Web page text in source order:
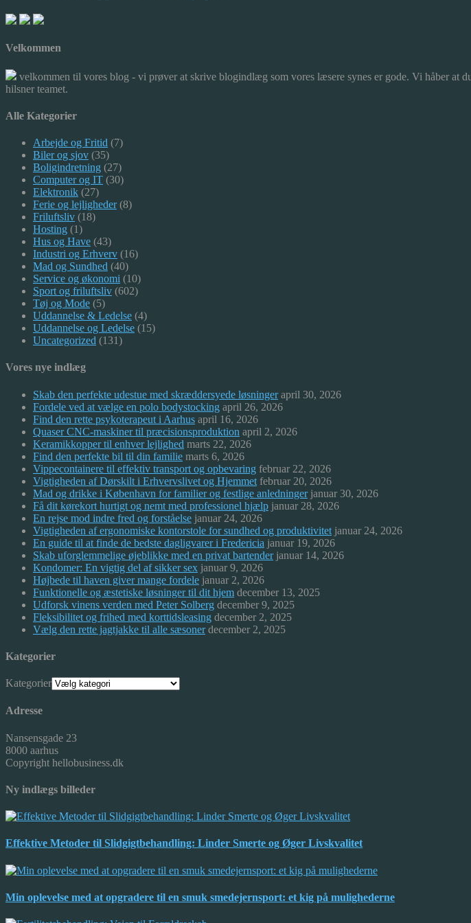
Velkommen
velkommen til vores blog - vi prøver at skrive blogindlæg som vores læsere synes er gode. Vi håber
hilsner teamet.
Alle Kategorier
Arbejde og Fritid (7)
Biler og sjov (35)
Boligindretning (27)
Computer og IT (30)
Elektronik (27)
Ferie og lejligheder(8)
Friluftsliv (18)
Hosting (1)
Hus og Have (43)
Industri og Erhverv (16)
Mad og Sundhed (40)
Service og økonomi (10)
Sport og friluftsliv (602)
Tøj og Mode (5)
Uddannelse & Ledelse (4)
Uddannelse og Ledelse (15)
Uncategorized (131)
Vores nye indlæg
Skab den perfekte udestue med skræddersyede løsninger april 30, 2026
Fordele ved at vælge en polo bodystocking april 26, 2026
Find den rette psykoterapeut i Aarhus april 16, 2026
Quaser CNC-maskiner til præcisionsproduktion april 2, 2026
Keramikkopper til enhver lejlighed marts 22, 2026
Find den perfekte bil til din familie marts 6, 2026
Vippecontainere til effektiv transport og opbevaring februar 22, 2026
Vigtigheden af Dørskilt i Erhvervslivet og Hjemmet februar 20, 2026
Mad og drikke i København for familier og festlige anledninger januar 30, 2026
Få dit kørekort hurtigt og nemt med professionel hjælp januar 28, 2026
En rejse mod indre fred og forståelse januar 24, 2026
Vigtigheden af ergonomiske kontorstole for sundhed og produktivitet januar 24, 2026
En guide til at finde de bedste dagligvarer i Fredericia januar 19, 2026
Skab uforglemmelige øjeblikke med en privat bartender januar 14, 2026
Kondomer: En vigtig del af sikker sex januar 9, 2026
Højbede til haven giver mange fordele januar 2, 2026
Funktionelle og æstetiske løsninger til dit hjem december 13, 2025
Udforsk vinens verden med Peter Solberg december 9, 2025
Fleksibilitet og frihed med korttidsleasing december 2, 2025
Vælg den rette jagtjakke til alle sæsoner december 2, 2025
Kategorier
Kategorier
Adresse
Nansensgade 23
8000 aarhus
Copyright hellobusiness.dk
Ny indlægs billeder
Effektive Metoder til Slidgigtbehandling: Linder Smerte og Øger Livskvalitet
Min oplevelse med at opgradere til en smuk smedejernsport: et kig på mulighederne